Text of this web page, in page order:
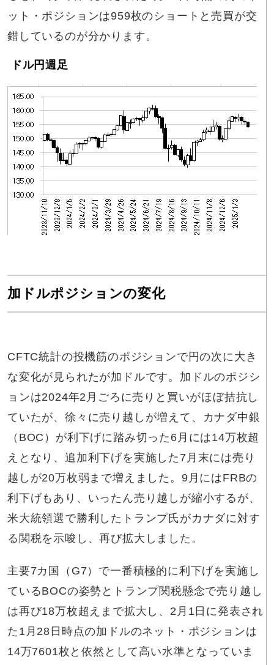
ット・ポジションは959枚のショートと売買が交
錯しているのが分かります。
ドル円週足
加ドルポジションの変化
CFTC統計の投機筋のポジションで円の次に大き
な変化が見られたが加ドルです。加ドルのポジシ
ョンは2024年2月ごろに売りと買いがほぼ拮抗し
ていたが、徐々に売り越しが増えて、カナダ中銀
（BOC）が利下げに踏み切った6月には14万枚超
えとなり、追加利下げを実施した7月末には売り
越しが20万枚弱まで増えました。9月にはFRBの
利下げもあり、いったん売り越しが縮小するが、
米大統領選で勝利したトランプ氏がカナダに対す
る関税を示唆し、再び拡大しました。
主要7カ国（G7）で一番積極的に利下げを実施し
ているBOCの姿勢とトランプ関税懸念で売り越し
は再び18万枚超えまで拡大し、2月1日に発表され
た1月28日時点の加ドルのネット・ポジションは
14万7601枚と依然として高い水準となっていま